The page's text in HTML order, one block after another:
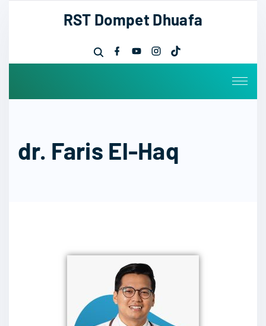
RST Dompet Dhuafa
dr. Faris El-Haq